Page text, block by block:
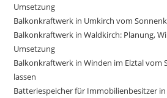
Umsetzung
Balkonkraftwerk in Umkirch vom
Balkonkraftwerk in Waldkirch: Planung,
Umsetzung
Balkonkraftwerk in Winden im Elztal vom
lassen
Batteriespeicher für Immobilienbesitzer in